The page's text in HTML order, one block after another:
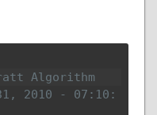
Algorithm
2010 - 07:10: